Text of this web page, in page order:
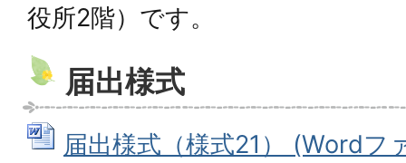
役所2階）です。
届出様式
届出様式（様式21） (Wordフ